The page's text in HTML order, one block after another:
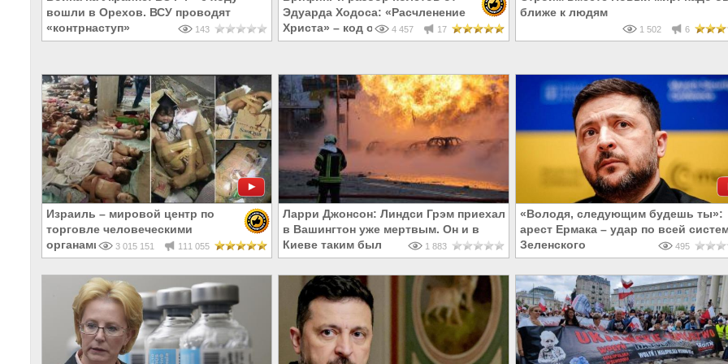
вошли в Орехов. ВСУ проводят
«контрнаступ»
143
Эдуарда Ходоса: «Расчленение
Христа» – код операции 28
4 457 17
ближе к людям
1 502 6
Израиль – мировой центр по
торговле человеческими
органами
3 015 151 111 055
Ларри Джонсон: Линдси Грэм приехал
в Вашингтон уже мертвым. Он и в
Киеве таким был
1 883
«Володя, следующим будешь ты»:
арест Ермака – удар по всей
Зеленского
495